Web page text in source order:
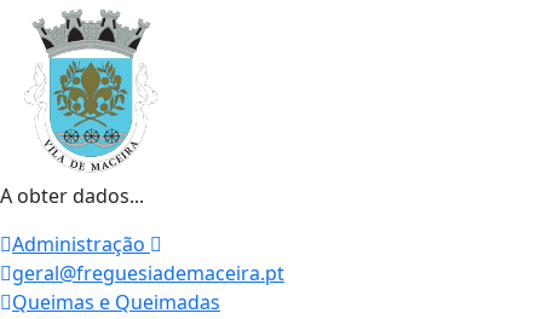
A obter dados...
Administração
geral@freguesiademaceira.pt
Queimas e Queimadas